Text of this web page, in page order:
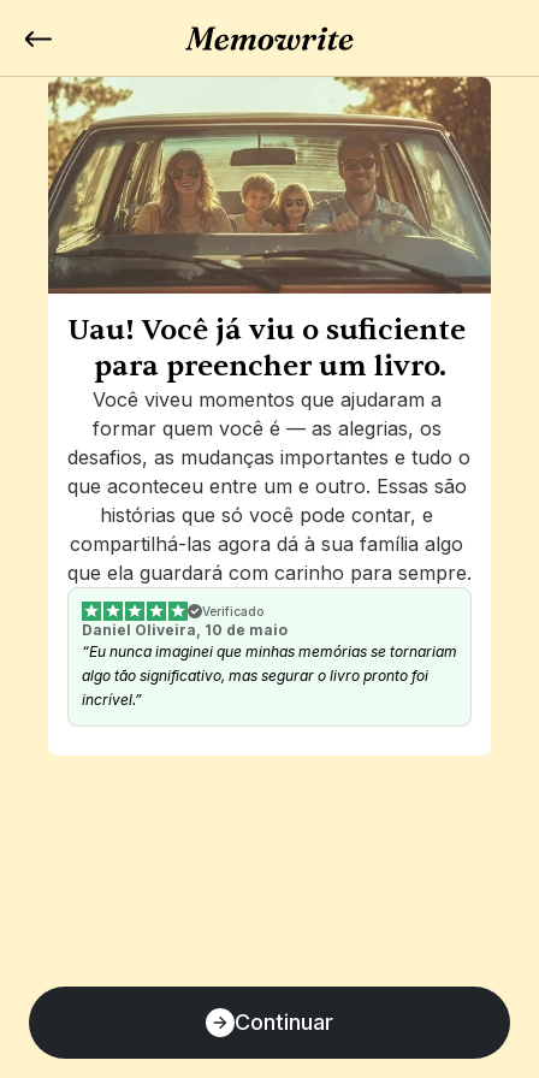
Uau! Você já viu o suficiente
para preencher um livro.
Você viveu momentos que ajudaram a
formar quem você é — as alegrias, os
desafios, as mudanças importantes e tudo o
que aconteceu entre um e outro. Essas são
histórias que só você pode contar, e
compartilhá-las agora dá à sua família algo
que ela guardará com carinho para sempre.
Verificado
Daniel Oliveira, 10 de maio
“Eu nunca imaginei que minhas memórias se tornariam
algo tão significativo, mas segurar o livro pronto foi
incrível.”
Continuar